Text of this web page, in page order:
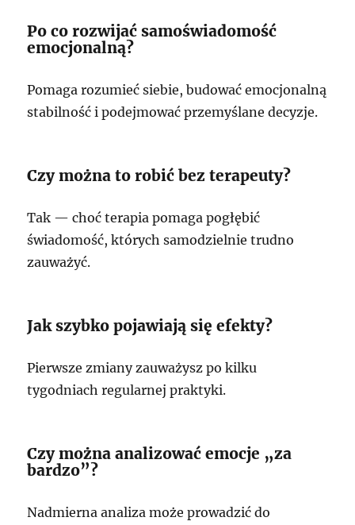
Po co rozwijać samoświadomość
emocjonalną?
Pomaga rozumieć siebie, budować emocjonalną
stabilność i podejmować przemyślane decyzje.
Czy można to robić bez terapeuty?
Tak — choć terapia pomaga pogłębić
świadomość, których samodzielnie trudno
zauważyć.
Jak szybko pojawiają się efekty?
Pierwsze zmiany zauważysz po kilku
tygodniach regularnej praktyki.
Czy można analizować emocje „za
bardzo”?
Nadmierna analiza może prowadzić do